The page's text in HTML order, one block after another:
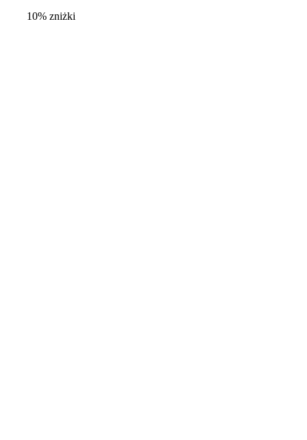
10% zniżki